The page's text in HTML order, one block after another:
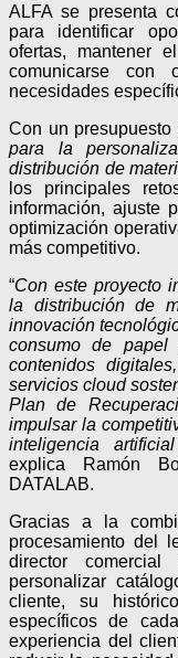
ALFA se presenta
para identificar
ofertas, mantener
comunicarse
necesidades
Con un
para la
distribución de
los principales
información, ajuste
optimización
más competitivo.
“Con este proyecto
la distribución de
innovación
consumo de papel
contenidos
servicios cloud
Plan de
impulsar la
inteligencia
explica Ramón
DATALAB.
Gracias a la
procesamiento del
director
personalizar
cliente, su
específicos de
experiencia del